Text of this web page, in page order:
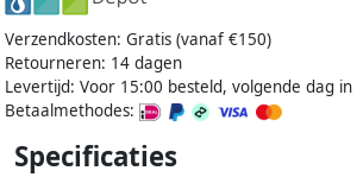
Verzendkosten: Gratis (vanaf €150)
Retourneren: 14 dagen
Levertijd: Voor 15:00 besteld, volgende dag in
Betaalmethodes:
Specificaties